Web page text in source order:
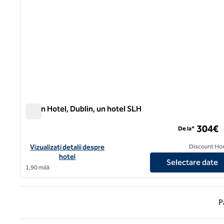
Dylan Hotel, Dublin, un hotel SLH
Vizualizați detaliile hotelului pentru Dylan Hotel, Dublin, un hotel
Vizualizați detalii despre
hotel
1,90 milă
De la* 304€
Discount
Selectare date